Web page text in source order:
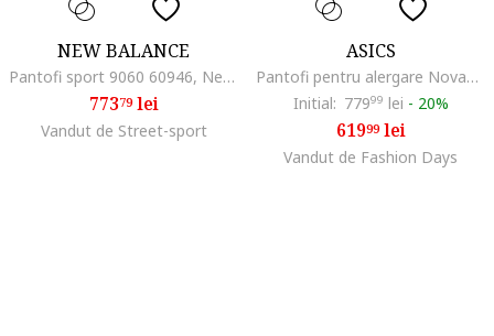
NEW BALANCE
Pantofi sport 9060 60946, Negru/Gri
77379lei
Vandut de Street-sport
ASICS
Pantofi pentru alergare Novablast 5, Alb/Lila
Initial: 77999 lei - 20%
61999lei
Vandut de Fashion Days